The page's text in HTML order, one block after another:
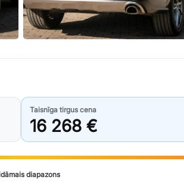
Taisnīga tirgus cena
16 268 €
diapazons